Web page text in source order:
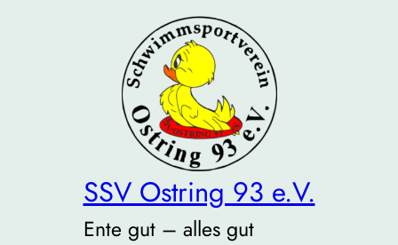
SSV Ostring 93 e.V.
Ente gut – alles gut